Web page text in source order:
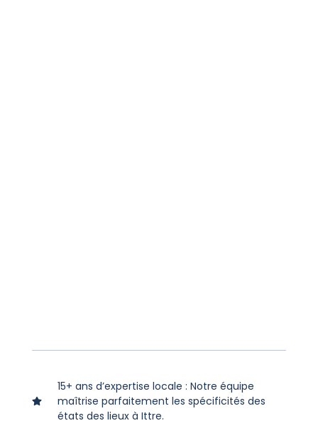
15+ ans d’expertise locale : Notre équipe
maîtrise parfaitement les spécificités des
états des lieux à Ittre.